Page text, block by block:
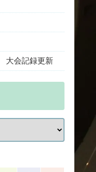
大会記録更新